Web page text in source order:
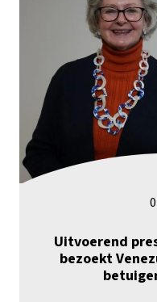
Uitvoerend
bezoekt